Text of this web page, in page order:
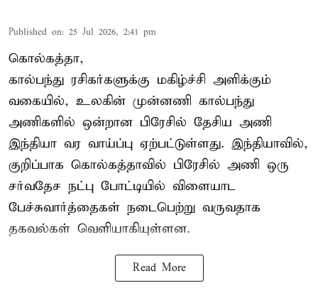
Published on: 25 Jul 2026, 2:41 pm
கொல்கத்தா,
கால்பந்து ரசிகர்களுக்கு மகிழ்ச்சி அளிக்கும்
வகையில், உலகின் முன்னணி கால்பந்து
அணிகளில் ஒன்றான பிரேசில் தேசிய அணி
இந்தியா வர வாய்ப்பு ஏற்பட்டுள்ளது. இந்தியாவில்,
குறிப்பாக கொல்கத்தாவில் பிரேசில் அணி ஒரு
சர்வதேச நட்பு போட்டியில் விளையாட
பேச்சுவார்த்தைகள் நடைபெற்று வருவதாக
தகவல்கள் வெளியாகியுள்ளன.
Read More